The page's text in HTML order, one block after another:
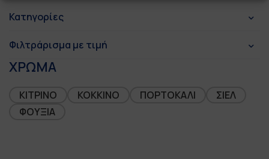
Κατηγορίες
Φιλτράρισμα με τιμή
ΧΡΩΜΑ
ΚΙΤΡΙΝΟ ΚΟΚΚΙΝΟ ΠΟΡΤΟΚΑΛΙ
ΣΙΕΛ
ΦΟΥΞΙΑ